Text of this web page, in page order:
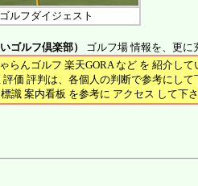
ルフダイジェスト
ゴルフ倶楽部）
ゴルフ場 情報を、更に
らんゴルフ 楽天GORA など を 紹介して
価 評判は、各個人の判断で参考にして
識 案内看板 を参考に アクセス して下さ